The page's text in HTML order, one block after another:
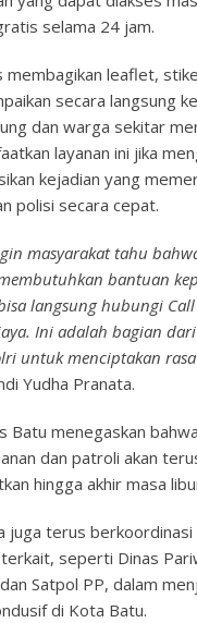
selama 24 jam.
membagikan leaflet,
secara langsung
dan warga sekitar
layanan ini jika
kejadian yang
polisi secara cepat.
masyarakat tahu
bantuan
langsung hubungi
Ini adalah bagian
untuk menciptakan
Yudha Pranata.
Batu menegaskan
dan patroli akan
hingga akhir masa
juga terus berkoordinasi
seperti Dinas
Satpol PP, dalam
di Kota Batu.